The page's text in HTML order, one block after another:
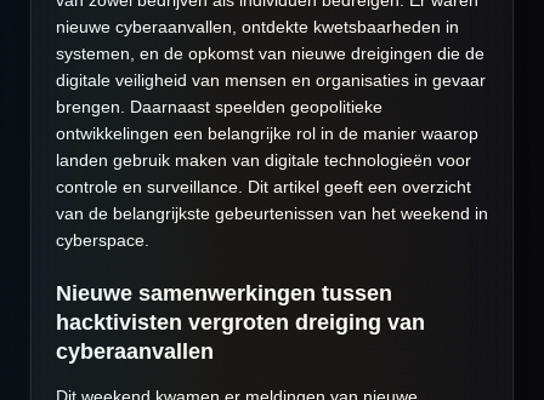
nieuwe cyberaanvallen, ontdekte kwetsbaarheden in
systemen, en de opkomst van nieuwe dreigingen die de
digitale veiligheid van mensen en organisaties in gevaar
brengen. Daarnaast speelden geopolitieke
ontwikkelingen een belangrijke rol in de manier waarop
landen gebruik maken van digitale technologieën voor
controle en surveillance. Dit artikel geeft een overzicht
van de belangrijkste gebeurtenissen van het weekend in
cyberspace.
Nieuwe samenwerkingen tussen
hacktivisten vergroten dreiging van
cyberaanvallen